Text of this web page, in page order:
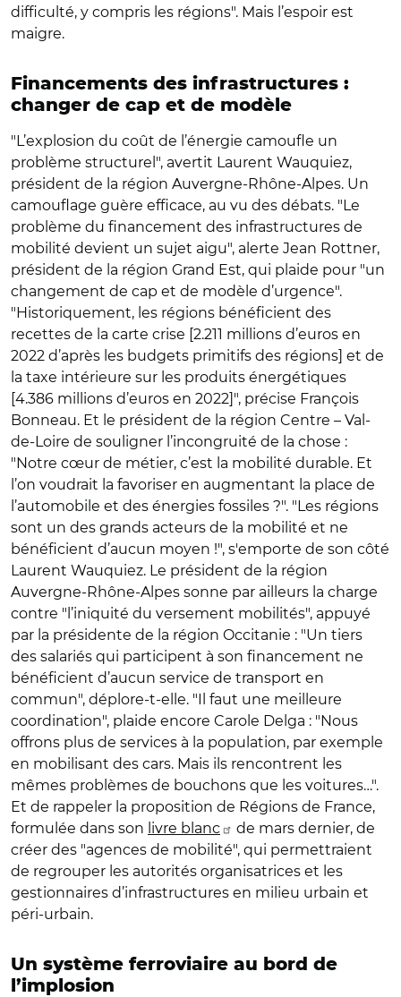
difficulté, y compris les régions". Mais l’espoir est
maigre.
Financements des infrastructures :
changer de cap et de modèle
"L’explosion du coût de l’énergie camoufle un
problème structurel", avertit Laurent Wauquiez,
président de la région Auvergne-Rhône-Alpes. Un
camouflage guère efficace, au vu des débats. "Le
problème du financement des infrastructures de
mobilité devient un sujet aigu", alerte Jean Rottner,
président de la région Grand Est, qui plaide pour "un
changement de cap et de modèle d’urgence".
"Historiquement, les régions bénéficient des
recettes de la carte crise [2.211 millions d’euros en
2022 d’après les budgets primitifs des régions] et de
la taxe intérieure sur les produits énergétiques
[4.386 millions d’euros en 2022]", précise François
Bonneau. Et le président de la région Centre – Val-
de-Loire de souligner l’incongruité de la chose :
"Notre cœur de métier, c’est la mobilité durable. Et
l’on voudrait la favoriser en augmentant la place de
l’automobile et des énergies fossiles ?". "Les régions
sont un des grands acteurs de la mobilité et ne
bénéficient d’aucun moyen !", s'emporte de son côté
Laurent Wauquiez. Le président de la région
Auvergne-Rhône-Alpes sonne par ailleurs la charge
contre "l’iniquité du versement mobilités", appuyé
par la présidente de la région Occitanie : "Un tiers
des salariés qui participent à son financement ne
bénéficient d’aucun service de transport en
commun", déplore-t-elle. "Il faut une meilleure
coordination", plaide encore Carole Delga : "Nous
offrons plus de services à la population, par exemple
en mobilisant des cars. Mais ils rencontrent les
mêmes problèmes de bouchons que les voitures…".
Et de rappeler la proposition de Régions de France,
formulée dans son livre blanc
de mars dernier, de
créer des "agences de mobilité", qui permettraient
de regrouper les autorités organisatrices et les
gestionnaires d’infrastructures en milieu urbain et
péri-urbain.
Un système ferroviaire au bord de
l’implosion